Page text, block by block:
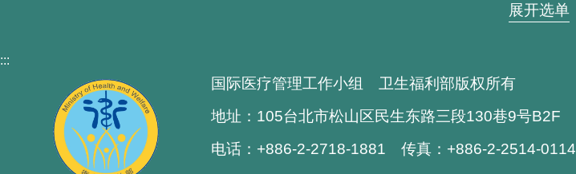
展开选单
:::
国际医疗管理工作小组 卫生福利部版权所有
地址：105台北市松山区民生东路三段130巷9号B2F
电话：+886-2-2718-1881 传真：+886-2-2514-0114